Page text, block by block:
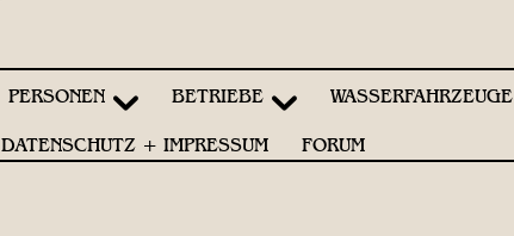
PERSONEN BETRIEBE WASSERFAHRZEUGE
DATENSCHUTZ + IMPRESSUM FORUM